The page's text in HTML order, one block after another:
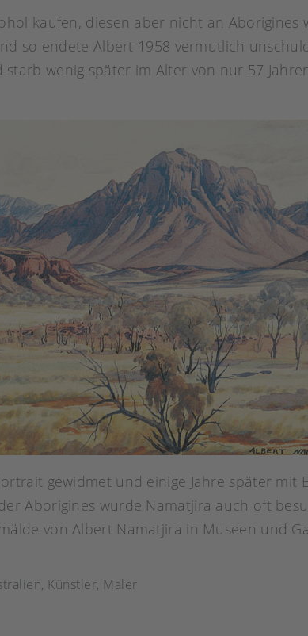
kaufen, diesen aber nicht an Aborigines
so endete Albert 1958 vermutlich
wenig später im Alter von nur 57
gewidmet und einige Jahre später mit
Aborigines wurde Namatjira auch oft
von Albert Namatjira in Museen und
, Künstler, Maler